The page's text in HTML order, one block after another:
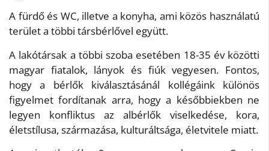
A fürdő és WC, illetve a konyha, ami közös használatú
terület a többi társbérlővel együtt.
A lakótársak a többi szoba esetében 18-35 év közötti
magyar fiatalok, lányok és fiúk vegyesen. Fontos,
hogy a bérlők kiválasztásánál kollégáink különös
figyelmet fordítanak arra, hogy a későbbiekben ne
legyen konfliktus az albérlők viselkedése, kora,
életstílusa, származása, kulturáltsága, életvitele miatt.